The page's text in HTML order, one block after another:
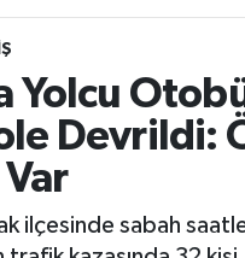
Yolcu
Devrildi:
Var
ilçesinde sabah
Durumu ve Fikstür